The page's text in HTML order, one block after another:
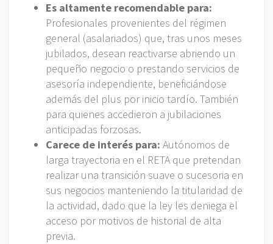
Es altamente recomendable para:
Profesionales provenientes del régimen
general (asalariados) que, tras unos meses
jubilados, desean reactivarse abriendo un
pequeño negocio o prestando servicios de
asesoría independiente, beneficiándose
además del plus por inicio tardío. También
para quienes accedieron a jubilaciones
anticipadas forzosas.
Carece de interés para: Autónomos de
larga trayectoria en el RETA que pretendan
realizar una transición suave o sucesoria en
sus negocios manteniendo la titularidad de
la actividad, dado que la ley les deniega el
acceso por motivos de historial de alta
previa.